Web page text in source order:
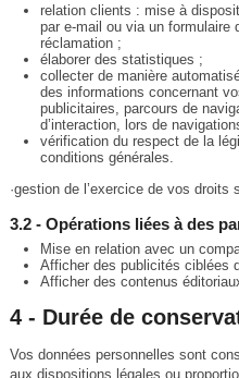
relation clients : mise à
par e-mail ou via un formulaire
réclamation ;
élaborer des statistiques ;
collecter de manière
des informations concernant
publicitaires, parcours de
d’interaction, lors de
vérification du respect de la
conditions générales.
·gestion de l’exercice de vos
3.2 - Opérations liées à des
Mise en relation avec un
Afficher des publicités ciblées
Afficher des contenus
4 - Durée de
Vos données personnelles sont
aux dispositions légales ou